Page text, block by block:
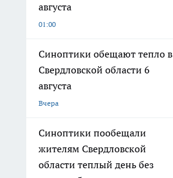
августа
01:00
Синоптики обещают тепло в
Свердловской области 6
августа
Вчера
Синоптики пообещали
жителям Свердловской
области теплый день без